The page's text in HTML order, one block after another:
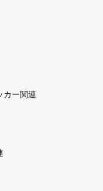
カー関連